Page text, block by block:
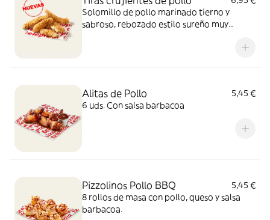
Solomillo de pollo marinado tierno y
sabroso, rebozado estilo sureño muy
Alitas de Pollo
5,45 €
6 uds. Con salsa barbacoa
Pizzolinos Pollo BBQ
5,45 €
8 rollos de masa con pollo, queso y salsa
barbacoa.